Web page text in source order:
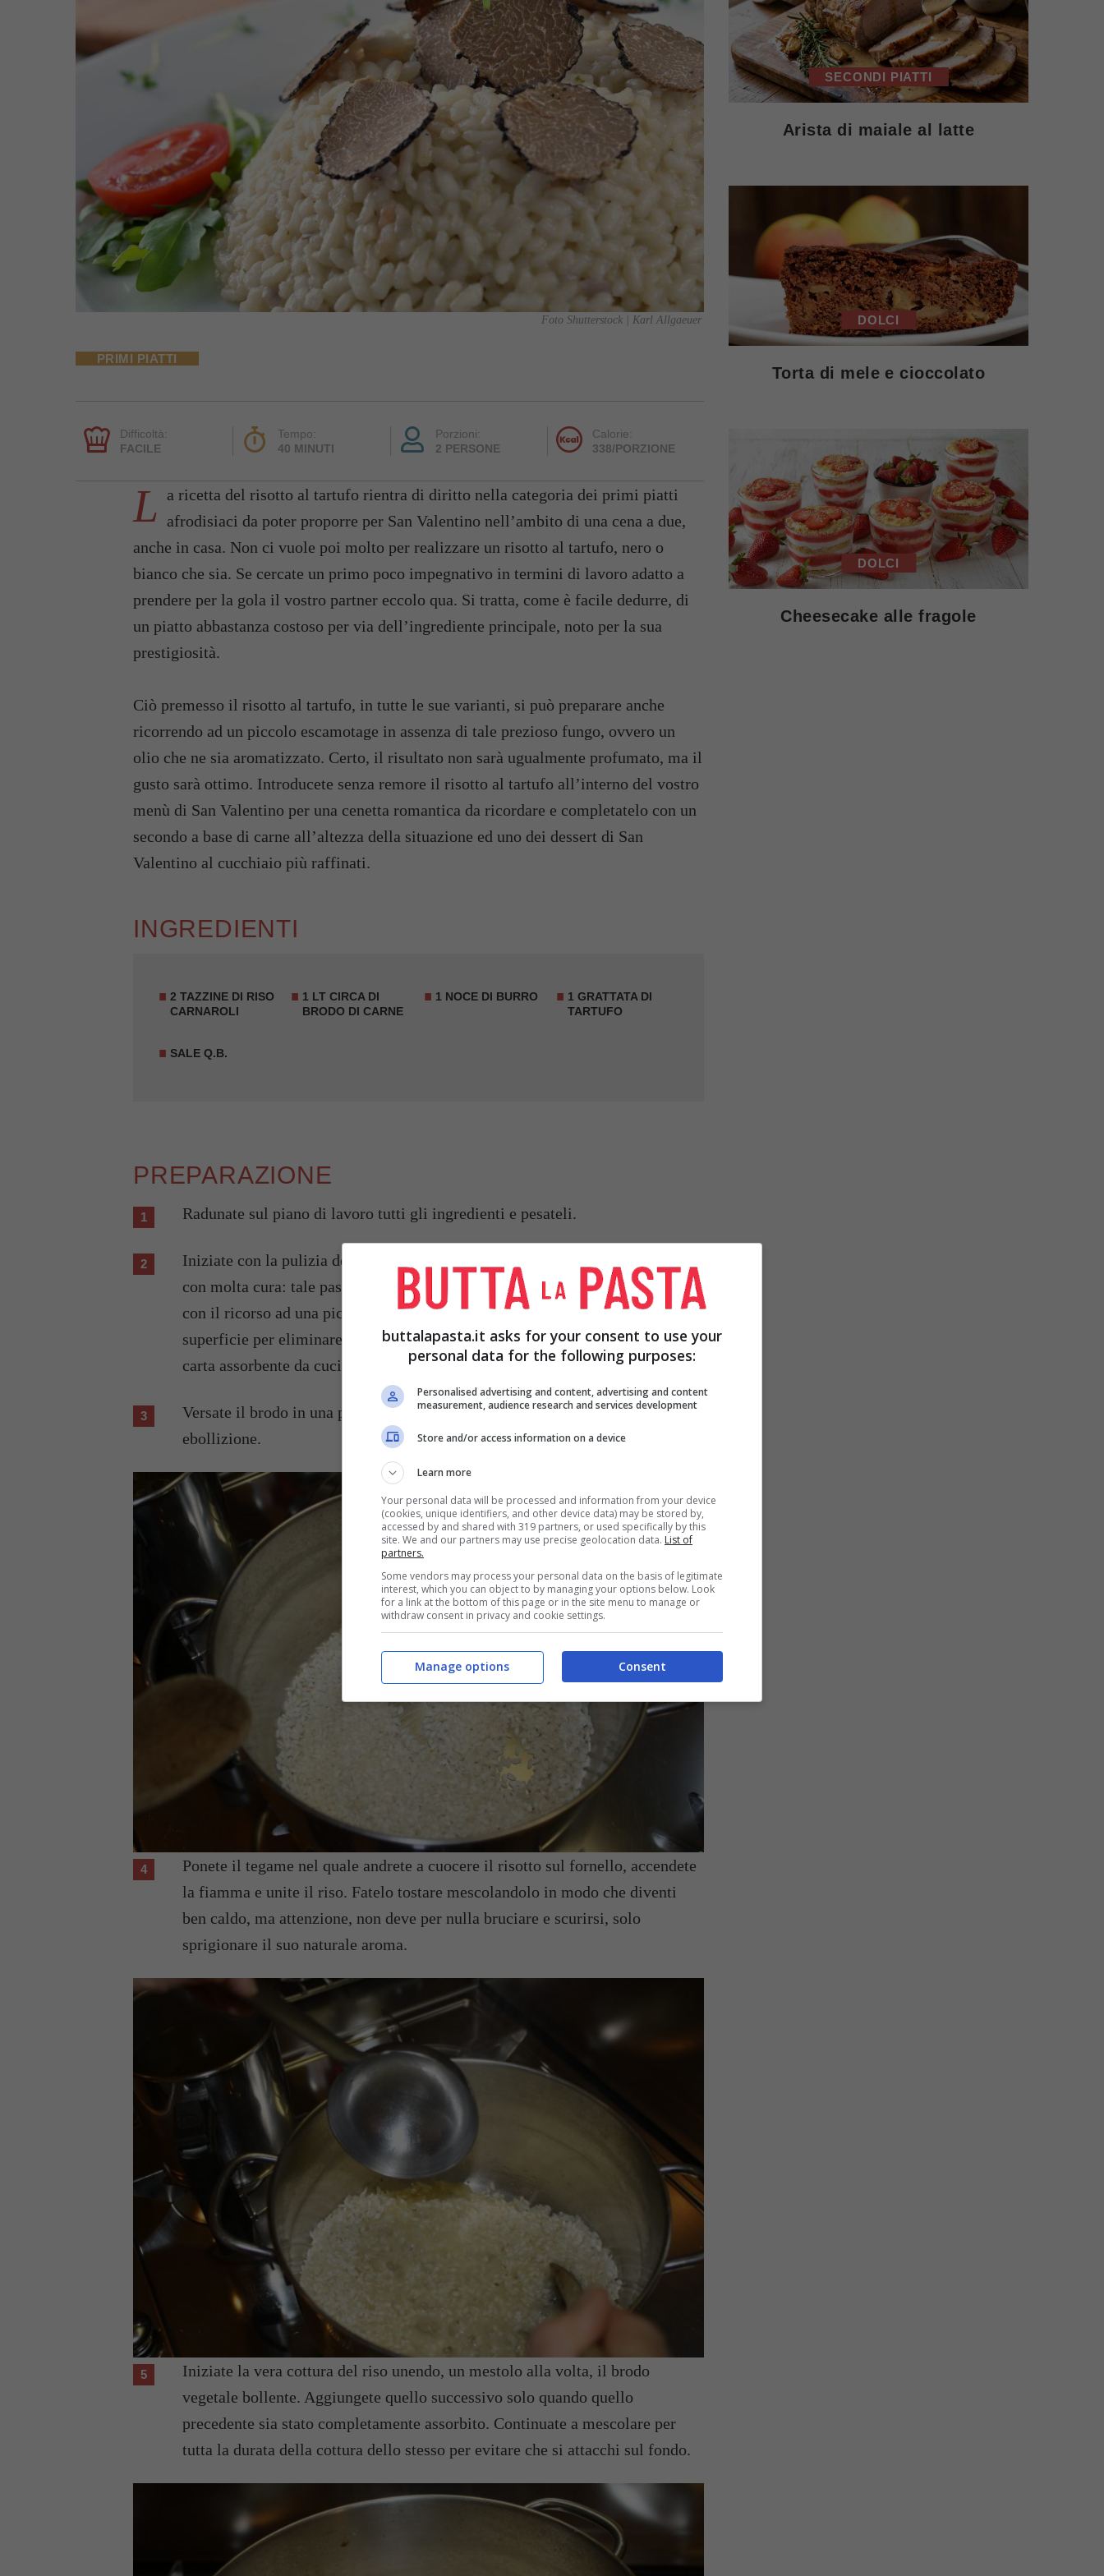
Foto Shutterstock | Karl Allgaeuer
PRIMI PIATTI
Difficoltà:
FACILE
Tempo:
40 MINUTI
Porzioni:
2 PERSONE
Calorie:
338/PORZIONE
L a ricetta del risotto al tartufo rientra di diritto nella categoria dei primi piatti
afrodisiaci da poter proporre per San Valentino nell’ambito di una cena a due,
anche in casa. Non ci vuole poi molto per realizzare un risotto al tartufo, nero o
bianco che sia. Se cercate un primo poco impegnativo in termini di lavoro adatto a
prendere per la gola il vostro partner eccolo qua. Si tratta, come è facile dedurre, di
un piatto abbastanza costoso per via dell’ingrediente principale, noto per la sua
prestigiosità.
Ciò premesso il risotto al tartufo, in tutte le sue varianti, si può preparare anche
ricorrendo ad un piccolo escamotage in assenza di tale prezioso fungo, ovvero un
olio che ne sia aromatizzato. Certo, il risultato non sarà ugualmente profumato, ma il
gusto sarà ottimo. Introducete senza remore il risotto al tartufo all’interno del vostro
menù di San Valentino per una cenetta romantica da ricordare e completatelo con un
secondo a base di carne all’altezza della situazione ed uno dei dessert di San
Valentino al cucchiaio più raffinati.
INGREDIENTI
2 TAZZINE DI RISO
CARNAROLI
1 LT CIRCA DI
BRODO DI CARNE
1 NOCE DI BURRO
1 GRATTATA DI
TARTUFO
SALE Q.B.
PREPARAZIONE
Radunate sul piano di lavoro tutti gli ingredienti e pesateli.
Iniziate con la pulizia del tartufo. Sciacquatelo sotto acqua corrente fredda
con molta cura: tale passaggio serve per eliminare la terra in eccesso. Adesso,
con il ricorso ad una piccola spazzola, effettuate dei movimenti rotatori sulla
superficie per eliminare eventuali impurità. Tamponatelo con un panno di
carta assorbente da cucina e procedete con l’utilizzo.
Versate il brodo in una pentola capiente e accendete la fiamma. Portate ad
ebollizione.
Ponete il tegame nel quale andrete a cuocere il risotto sul fornello, accendete
la fiamma e unite il riso. Fatelo tostare mescolandolo in modo che diventi
ben caldo, ma attenzione, non deve per nulla bruciare e scurirsi, solo
sprigionare il suo naturale aroma.
Iniziate la vera cottura del riso unendo, un mestolo alla volta, il brodo
vegetale bollente. Aggiungete quello successivo solo quando quello
precedente sia stato completamente assorbito. Continuate a mescolare per
tutta la durata della cottura dello stesso per evitare che si attacchi sul fondo.
SECONDI PIATTI
Arista di maiale al latte
DOLCI
Torta di mele e cioccolato
DOLCI
Cheesecake alle fragole
buttalapasta.it asks for your consent to use your
personal data for the following purposes:
Personalised advertising and content, advertising and content
measurement, audience research and services development
Store and/or access information on a device
Learn more
Your personal data will be processed and information from your device
(cookies, unique identifiers, and other device data) may be stored by,
accessed by and shared with 319 partners, or used specifically by this
site. We and our partners may use precise geolocation data. List of
partners.
Some vendors may process your personal data on the basis of legitimate
interest, which you can object to by managing your options below. Look
for a link at the bottom of this page or in the site menu to manage or
withdraw consent in privacy and cookie settings.
Consent
Manage options